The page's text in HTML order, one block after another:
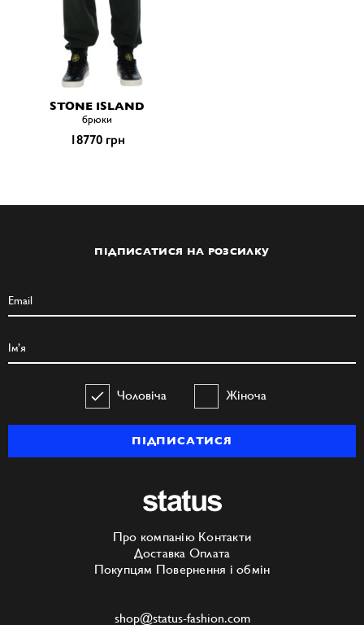
STONE ISLAND
брюки
18770 грн
ПІДПИСАТИСЯ НА РОЗСИЛКУ
Чоловіча Жіноча
ПІДПИСАТИСЯ
Про компанію Контакти
Доставка Оплата
Покупцям Повернення і обмін
shop@status-fashion.com